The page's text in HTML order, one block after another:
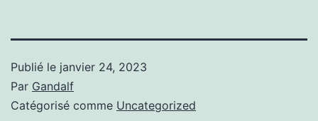
Publié le janvier 24, 2023
Par Gandalf
Catégorisé comme Uncategorized